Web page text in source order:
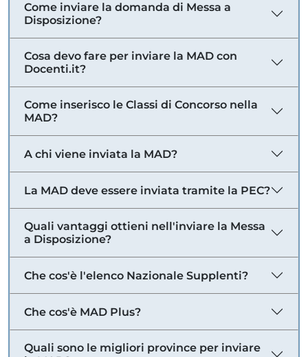
Come inviare la domanda di Messa a
Disposizione?
Cosa devo fare per inviare la MAD con
Docenti.it?
Come inserisco le Classi di Concorso nella
MAD?
A chi viene inviata la MAD?
La MAD deve essere inviata tramite la PEC?
Quali vantaggi ottieni nell'inviare la Messa
a Disposizione?
Che cos'è l'elenco Nazionale Supplenti?
Che cos'è MAD Plus?
Quali sono le migliori province per inviare